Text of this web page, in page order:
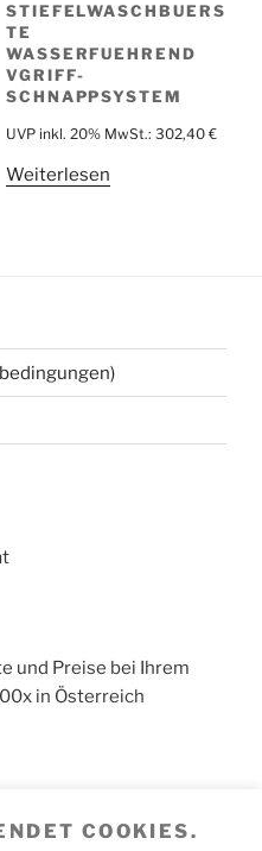
STIEFELWASCHBUERS
TE
WASSERFUEHREND
VGRIFF-
SCHNAPPSYSTEM
UVP inkl. 20% MwSt.: 302,40 €
Weiterlesen
und Preise bei Ihrem
in Österreich
erfolgt direkt von
COOKIES.